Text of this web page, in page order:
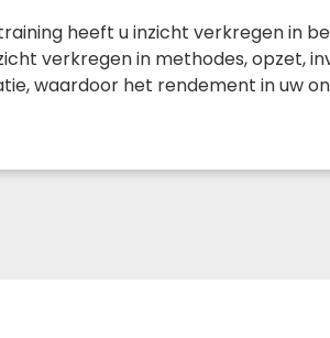
heeft u inzicht verkregen in
verkregen in methodes, opzet,
waardoor het rendement in uw